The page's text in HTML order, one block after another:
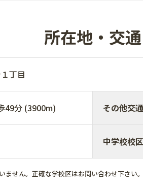
所在地・交通
１丁目
49分 (3900m) その他交通
中学校校区
せん。正確な学校区はお問い合わせ下さい。